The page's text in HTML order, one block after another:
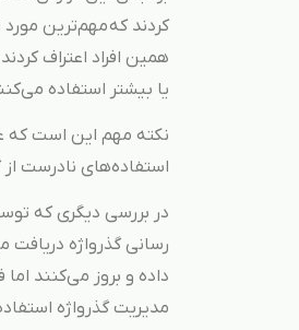
همین افراد اعتراف کردند
یا بیشتر استفاده
نکته مهم این است که
استفاده‌های نادرست از
مدیریت گذرواژه